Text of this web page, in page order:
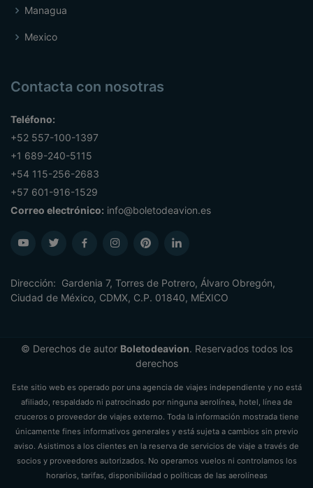
Managua
Mexico
Contacta con nosotras
Teléfono:
+52 557-100-1397
+1 689-240-5115
+54 115-256-2683
+57 601-916-1529
Correo electrónico: info@boletodeavion.es
Dirección: Gardenia 7, Torres de Potrero, Álvaro Obregón,
Ciudad de México, CDMX, C.P. 01840, MÉXICO
© Derechos de autor Boletodeavion. Reservados todos los
derechos
Este sitio web es operado por una agencia de viajes independiente y no está
afiliado, respaldado ni patrocinado por ninguna aerolínea, hotel, línea de
cruceros o proveedor de viajes externo. Toda la información mostrada tiene
únicamente fines informativos generales y está sujeta a cambios sin previo
aviso. Asistimos a los clientes en la reserva de servicios de viaje a través de
socios y proveedores autorizados. No operamos vuelos ni controlamos los
horarios, tarifas, disponibilidad o políticas de las aerolíneas